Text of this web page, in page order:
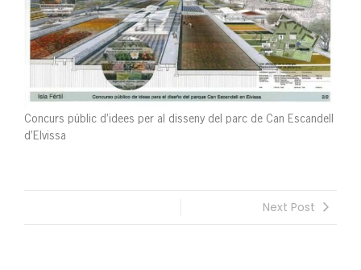
Concurs públic d’idees per al disseny del parc de Can Escandell
d’Elvissa
Next Post